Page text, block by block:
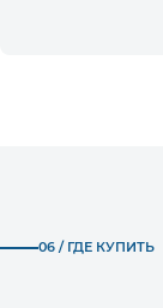
06 / ГДЕ КУПИТЬ